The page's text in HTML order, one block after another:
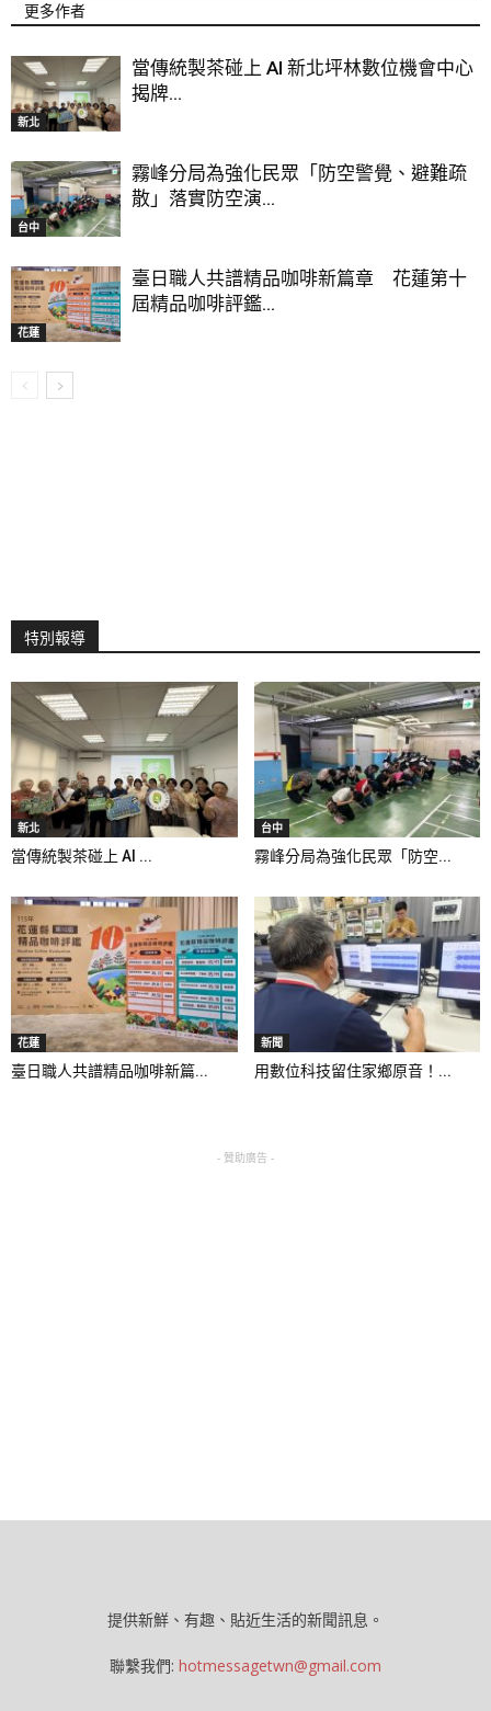
更多作者
新北
當傳統製茶碰上 AI 新北坪林數位機會中心
揭牌...
台中
霧峰分局為強化民眾「防空警覺、避難疏
散」落實防空演...
花蓮
臺日職人共譜精品咖啡新篇章 花蓮第十
屆精品咖啡評鑑...
特別報導
新北
當傳統製茶碰上 AI ...
台中
霧峰分局為強化民眾「防空...
花蓮
臺日職人共譜精品咖啡新篇...
新聞
用數位科技留住家鄉原音！...
- 贊助廣告 -
提供新鮮、有趣、貼近生活的新聞訊息。
聯繫我們: hotmessagetwn@gmail.com